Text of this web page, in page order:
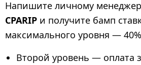
Напишите личному
CPARIP и получите бамп
максимального уровня —
Второй уровень — оплата